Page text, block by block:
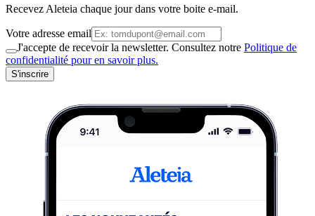
Recevez Aleteia chaque jour dans votre boite e-mail.
Votre adresse email
J'accepte de recevoir la newsletter. Consultez notre Politique de
confidentialité pour en savoir plus.
S'inscrire